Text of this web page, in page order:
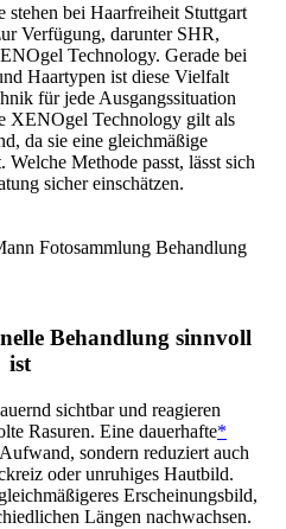
bei Haarfreiheit Stuttgart
Verfügung, darunter SHR,
Technology. Gerade bei
Haartypen ist diese Vielfalt
für jede Ausgangssituation
XENOgel Technology gilt als
da sie eine gleichmäßige
Methode passt, lässt sich
sicher einschätzen.
Behandlung sinnvoll
ist
sichtbar und reagieren
Rasuren. Eine dauerhafte*
sondern reduziert auch
oder unruhiges Hautbild.
Erscheinungsbild,
Längen nachwachsen.